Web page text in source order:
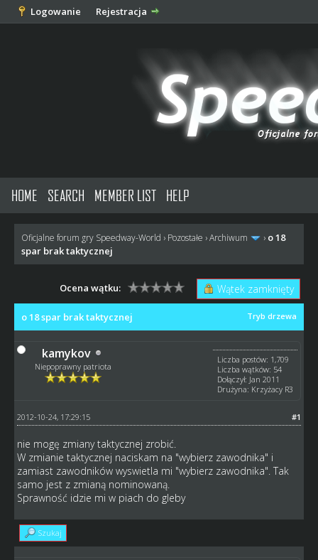
Logowanie Rejestracja
HOME SEARCH MEMBER LIST HELP
Oficjalne forum gry Speedway-World › Pozostałe ›Archiwum › o 18
spar brak taktycznej
Wątek zamknięty
Ocena wątku:
Tryb drzewa
o 18 spar brak taktycznej
kamykov
Niepoprawny patriota
Liczba postów: 1,709
Liczba wątków: 54
Dołączył: Jan 2011
Drużyna: Krzyżacy R3
#1
2012-10-24, 17:29:15
nie mogę zmiany taktycznej zrobić.
W zmianie taktycznej naciskam na "wybierz zawodnika" i
zamiast zawodników wyswietla mi "wybierz zawodnika". Tak
samo jest z zmianą nominowaną.
Sprawność idzie mi w piach do gleby
Szukaj